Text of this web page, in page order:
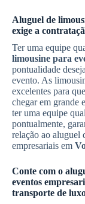
Aluguel de
exige a
Ter uma equipe
limousine para
pontualidade
evento. As
excelentes para
chegar em grande
ter uma equipe
pontualmente,
relação ao aluguel
empresariais em
Conte com o
eventos
transporte de